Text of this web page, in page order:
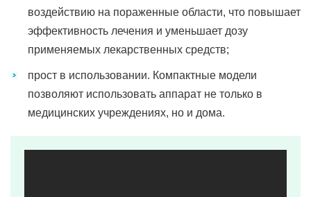
воздействию на пораженные области, что повышает
эффективность лечения и уменьшает дозу
применяемых лекарственных средств;
прост в использовании. Компактные модели
позволяют использовать аппарат не только в
медицинских учреждениях, но и дома.